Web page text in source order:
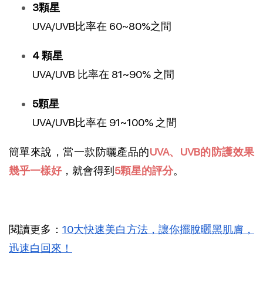
3顆星
UVA/UVB比率在 60~80%之間
4 顆星
UVA/UVB 比率在 81~90% 之間
5顆星
UVA/UVB比率在 91~100% 之間
簡單來說，當一款防曬產品的UVA、UVB的防護效果
幾乎一樣好，就會得到 5顆星的評分。
閱讀更多： 10大快速美白方法，讓你擺脫曬黑肌膚，
迅速白回來！